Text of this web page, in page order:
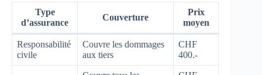
Type
d’assurance
Couverture
Prix
moyen
Responsabilité
civile
Couvre les dommages
aux tiers
CHF
400.-